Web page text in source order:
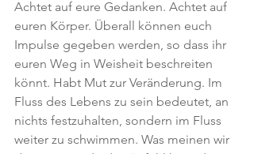
Achtet auf eure Gedanken. Achtet auf
euren Körper. Überall können euch
Impulse gegeben werden, so dass ihr
euren Weg in Weisheit beschreiten
könnt. Habt Mut zur Veränderung. Im
Fluss des Lebens zu sein bedeutet, an
nichts festzuhalten, sondern im Fluss
weiter zu schwimmen. Was meinen wir